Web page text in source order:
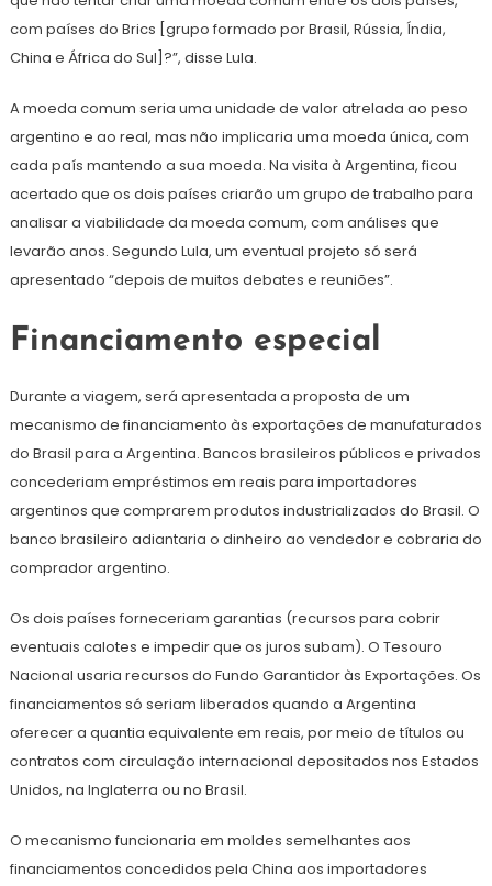
com países do Brics [grupo formado por Brasil, Rússia, Índia,
China e África do Sul]?”, disse Lula.
A moeda comum seria uma unidade de valor atrelada ao peso
argentino e ao real, mas não implicaria uma moeda única, com
cada país mantendo a sua moeda. Na visita à Argentina, ficou
acertado que os dois países criarão um grupo de trabalho para
analisar a viabilidade da moeda comum, com análises que
levarão anos. Segundo Lula, um eventual projeto só será
apresentado “depois de muitos debates e reuniões”.
Financiamento especial
Durante a viagem, será apresentada a proposta de um
mecanismo de financiamento às exportações de manufaturados
do Brasil para a Argentina. Bancos brasileiros públicos e privados
concederiam empréstimos em reais para importadores
argentinos que comprarem produtos industrializados do Brasil. O
banco brasileiro adiantaria o dinheiro ao vendedor e cobraria do
comprador argentino.
Os dois países forneceriam garantias (recursos para cobrir
eventuais calotes e impedir que os juros subam). O Tesouro
Nacional usaria recursos do Fundo Garantidor às Exportações. Os
financiamentos só seriam liberados quando a Argentina
oferecer a quantia equivalente em reais, por meio de títulos ou
contratos com circulação internacional depositados nos Estados
Unidos, na Inglaterra ou no Brasil.
O mecanismo funcionaria em moldes semelhantes aos
financiamentos concedidos pela China aos importadores